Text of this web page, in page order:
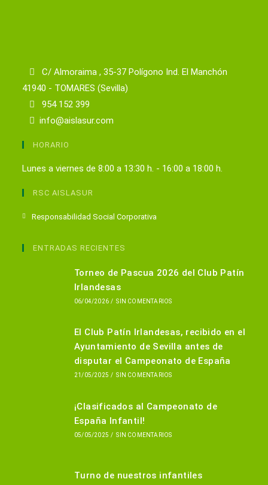
C/ Almoraima , 35-37 Polígono Ind. El Manchón
41940 - TOMARES (Sevilla)
954 152 399
info@aislasur.com
HORARIO
Lunes a viernes de 8:00 a 13:30 h. - 16:00 a 18:00 h.
RSC AISLASUR
Responsabilidad Social Corporativa
nueva
ENTRADAS RECIENTES
Torneo de Pascua 2026 del Club Patín
Irlandesas
06/04/2026 / SIN COMENTARIOS
El Club Patín Irlandesas, recibido en el
Ayuntamiento de Sevilla antes de
disputar el Campeonato de España
21/05/2025 / SIN COMENTARIOS
¡Clasificados al Campeonato de
España Infantil!
05/05/2025 / SIN COMENTARIOS
Turno de nuestros infantiles